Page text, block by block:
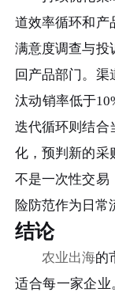
道效率循环和产
满意度调查与投
回产品部门。渠
汰动销率低于
迭代循环则结合
化，预判新的采
不是一次性交易
险防范作为日常
结论
农业出海的
适合每一家企